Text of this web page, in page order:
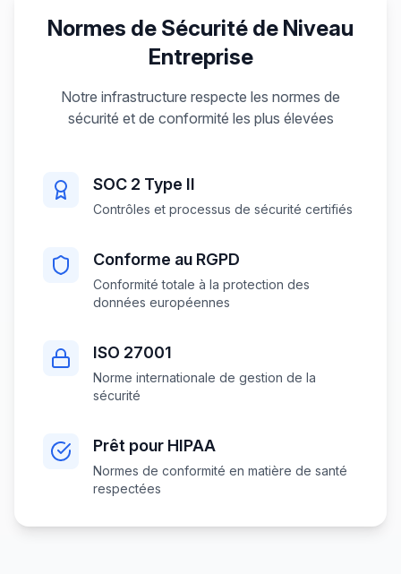
Normes de Sécurité de Niveau
Entreprise
Notre infrastructure respecte les normes de
sécurité et de conformité les plus élevées
SOC 2 Type II
Contrôles et processus de sécurité certifiés
Conforme au RGPD
Conformité totale à la protection des
données européennes
ISO 27001
Norme internationale de gestion de la
sécurité
Prêt pour HIPAA
Normes de conformité en matière de santé
respectées